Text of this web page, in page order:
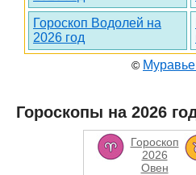
Гороскоп Водолей на
2026 год
©
Гороскопы на 2026
Гороскоп
2026
Овен